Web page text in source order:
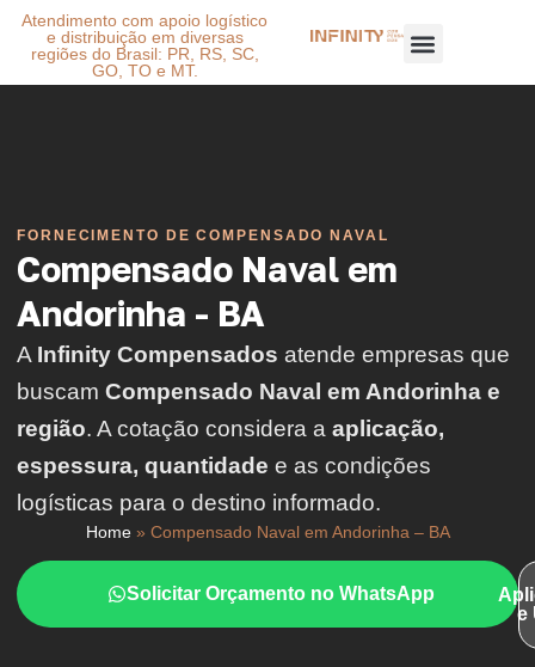
Atendimento com apoio logístico
e distribuição em diversas
regiões do Brasil: PR, RS, SC,
GO, TO e MT.
FORNECIMENTO DE COMPENSADO NAVAL
Compensado Naval em
Andorinha - BA
A Infinity Compensados atende empresas que
buscam Compensado Naval em Andorinha e
região. A cotação considera a aplicação,
espessura, quantidade e as condições
logísticas para o destino informado.
Home» Compensado Naval em Andorinha – BA
Solicitar Orçamento no WhatsApp
e